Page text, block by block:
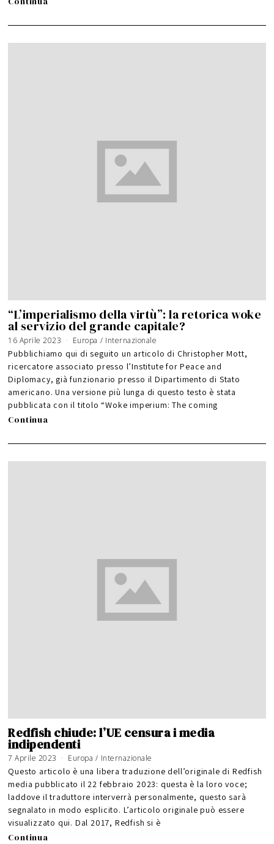
“L’imperialismo della virtù”: la retorica woke
al servizio del grande capitale?
16 Aprile 2023 Europa / Internazionale
Pubblichiamo qui di seguito un articolo di Christopher Mott,
ricercatore associato presso l’Institute for Peace and
Diplomacy, già funzionario presso il Dipartimento di Stato
americano. Una versione più lunga di questo testo è stata
pubblicata con il titolo “Woke imperium: The coming
Continua
Redfish chiude: l’UE censura i media
indipendenti
7 Aprile 2023 Europa / Internazionale
Questo articolo è una libera traduzione dell’originale di Redfish
media pubblicato il 22 febbraio 2023: questa è la loro voce;
laddove il traduttore interverrà personalmente, questo sarà
segnalato in modo esplicito. L’articolo originale può essere
visualizzato qui. Dal 2017, Redfish si è
Continua